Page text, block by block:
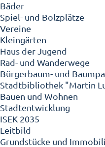
Bäder
Spiel- und Bolzplätze
Vereine
Kleingärten
Haus der Jugend
Rad- und Wanderwege
Bürgerbaum- und
Stadtbibliothek "Martin
Bauen und Wohnen
Stadtentwicklung
ISEK 2035
Leitbild
Grundstücke und